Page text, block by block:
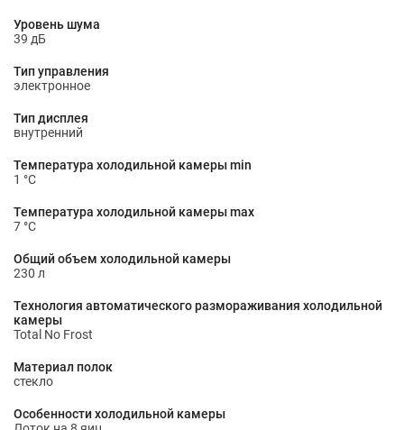
Уровень шума
39 дБ
Тип управления
электронное
Тип дисплея
внутренний
Температура холодильной камеры min
1 °С
Температура холодильной камеры max
7 °С
Общий объем холодильной камеры
230 л
Технология автоматического размораживания холодильной
камеры
Total No Frost
Материал полок
стекло
Особенности холодильной камеры